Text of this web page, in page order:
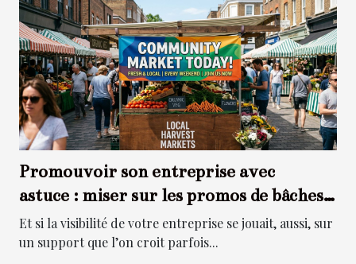
Promouvoir son entreprise avec
astuce : miser sur les promos de bâches
personnalisées
Et si la visibilité de votre entreprise se jouait, aussi, sur
un support que l’on croit parfois...